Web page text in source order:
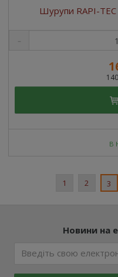
Шурупи RAPI-
В
1 2 3
Новини на